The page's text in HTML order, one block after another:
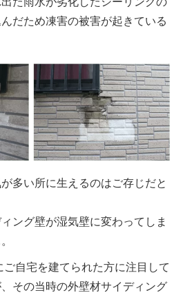
だため凍害の被害が起きている
多い所に生えるのはご存じだと
ング壁が湿気壁に変わってしま
自宅を建てられた方に注目して
その当時の外壁材サイディング